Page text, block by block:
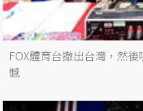
FOX體育台撤出台灣，然
憾